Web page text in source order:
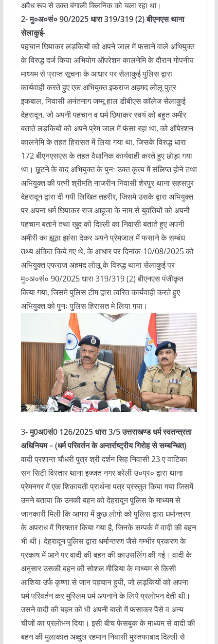
अवैध रूप से उक्त बंगाली क्लिनिक को चला रहा था।
2- मु०अ०सं० 90/2025 धारा 319/319 (2) बीएनएस थाना
सेलाकुई-
पहचान छिपाकर लड़कियों को अपने जाल में फसाने वाले अभियुक्त
के विरुद्ध दर्ज किया अभियोग ऑपरेशन कालनेमि के दौरान गोपनीय
माध्यम से प्राप्त सूचना के आधार पर सेलाकुई पुलिस द्वारा
कार्यवाही करते हुए एक अभियुक्त इफराज अहमद लोलू पुत्र
इकबाल, निवासी अनंतनाग जम्मू हाल डीबीएस कॉलेज सेलाकुई
देहरादून, जो अपनी पहचान व धर्म छिपाकर स्वयं को बहुत अमीर
बताते लड़कियों को अपने प्रेम जाल में फंसा रहा था, को ऑपेरशन
कालनेमि के तहत हिरासत में लिया गया था, जिसके विरुद्ध धारा
172 बीएनएसएस के तहत वैधानिक कार्यवाही करते हुए छोड़ा गया
था। छूटने के बाद अभियुक्त के पुनः उक्त कृत्य में संलिप्त होने तथा
अभियुक्त की पत्नी श्रीमति नाजरीन निवासी शेरपुर थाना सहसपुर
देहरादून द्वारा दी गयी लिखित तहरीर, जिसमे उसके द्वारा अभियुक्त
पर अपना धर्म छिपाकर राज आहूजा के नाम से युवतियों को अपनी
पहचान बताने तथा खुद को दिल्ली का निवासी बताते हुए अपनी
अमीरी का झूठा झांसा देकर अपने प्रेमजाल में फसाने के सम्बंध
तथ्य अंकित किये गए थे, के आधार पर दिनांक-10/08/2025 को
अभियुक्त एफराज अहमद लोलू के विरुद्ध थाना सेलाकुई पर
मु०अ०सं० 90/2025 धारा 319/319 (2) बीएनएस पंजीकृत
किया गया, जिसमे पुलिस टीम द्वारा त्वरित कार्यवाही करते हुए
अभियुक्त को पुनः पुलिस हिरासत मे लिया गया।
3-मु0अ0सं0 126/2025 धारा 3/5 उत्तराखण्ड धर्म स्वतन्त्रता
अधिनियम – (धर्म परिवर्तन के अन्तर्राष्ट्रीय गिरोह से सम्बन्धित)
वादी प्रशान्त चौधरी पुत्र श्री दर्शन सिह निवासी 23 ए वाटिका
सन सिटी विस्तार थाना इज्जत नगर बरेली उ०प्र० द्वारा थाना
प्रेमनगर में एक शिकायती प्रार्थना पत्र प्रस्तुत किया गया जिसमें
उनने बताया कि उनकी बहन को देहरादून पुलिस के माध्यम से
जानकारी मिली कि आगरा में कुछ लोगो को पुलिस द्वारा धर्मान्तरण
के अपराध में गिरफ्तार किया गया है, जिनके सम्पर्क में वादी की बहन
भी थी। देहरादून पुलिस द्वारा धर्मान्तरण जैसे गम्भीर प्रकरण के
प्रकाष में आने पर वादी की बहन की काउसलिंग की गई। वादी के
अनुसार उसकी बहन की सोशल मीडिया के माध्यम से किसी
आशिया उर्फ कृष्णा से जान पहचान हुयी, जो लड़कियों को अपना
धर्म परिवर्तन कर मुस्लिम धर्म अपनाने के लिये प्रलोभन देती थी।
उसने वादी की बहन को भी अपनी बातो में फसाकर पैसे व अन्य
चीजों का प्रलोभन दिया। इसी बीच फेसबुक के माध्यम से वादी की
बहन की मुलाकात अब्दुल रहमान निवासी मुस्तफाबाद दिल्ली से